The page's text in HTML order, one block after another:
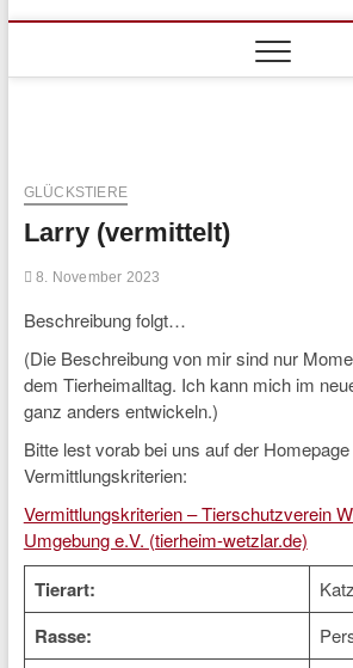
GLÜCKSTIERE
Larry (vermittelt)
8. November 2023
Beschreibung folgt…
(Die Beschreibung von mir sind nur
dem Tierheimalltag. Ich kann mich im
ganz anders entwickeln.)
Bitte lest vorab bei uns auf der
Vermittlungskriterien:
Vermittlungskriterien – Tierschutzverein
Umgebung e.V. (tierheim-wetzlar.de)
Tierart:
Rasse: